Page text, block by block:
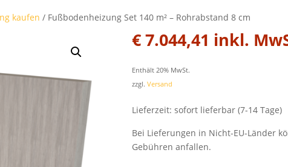
kaufen / Fußbodenheizung Set 140 m² – Rohrabstand 8 cm
€7.044,41 inkl.
Enthält 20% MwSt.
zzgl. Versand
Lieferzeit: sofort lieferbar (7-14 Tage)
Bei Lieferungen in Nicht-EU-Länder
Gebühren anfallen.